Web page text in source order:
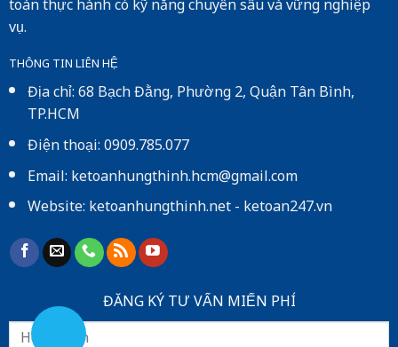
toán thực hành có kỹ năng chuyên sâu và vững nghiệp
vụ.
THÔNG TIN LIÊN HỆ
Địa chỉ: 68 Bạch Đằng, Phường 2, Quận Tân Bình,
TP.HCM
Điện thoại: 0909.785.077
Email: ketoanhungthinh.hcm@gmail.com
Website:ketoanhungthinh.net-ketoan247.vn
ĐĂNG KÝ TƯ VẤN MIẾN PHÍ